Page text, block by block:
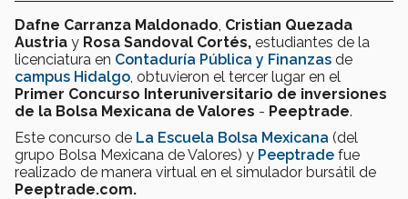
Dafne Carranza Maldonado Cristian Quezada
Austria y Rosa Sandoval Cortés, estudiantes de la
licenciatura en Contaduría Pública y Finanzas de
campus Hidalgo , obtuvieron el tercer lugar en el
Primer Concurso Interuniversitario de inversiones
de la Bolsa Mexicana de Valores - Peeptrade.
Este concurso de La Escuela Bolsa Mexicana (del
grupo Bolsa Mexicana de Valores) y Peeptrade fue
realizado de manera virtual en el simulador bursátil de
Peeptrade.com.